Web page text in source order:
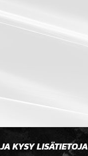
KYSY LISÄTIETOJA